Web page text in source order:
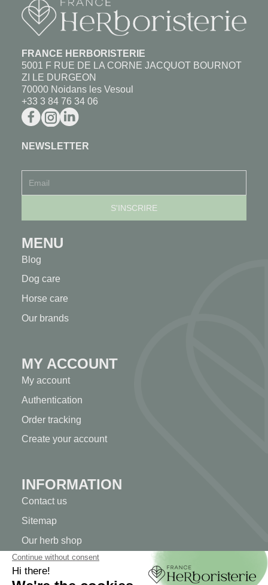
FRANCE HERBORISTERIE
5001 F RUE DE LA CORNE JACQUOT BOURNOT
ZI LE DURGEON
70000 Noidans les Vesoul
+33 3 84 76 34 06
NEWSLETTER
MENU
Blog
Dog care
Horse care
Our brands
MY ACCOUNT
My account
Authentication
Order tracking
Create your account
INFORMATION
Contact us
Sitemap
Our herb shop
Delivery
Secure payment